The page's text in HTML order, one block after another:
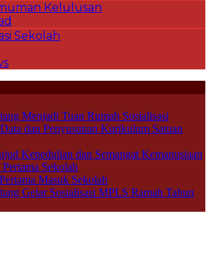
Kelulusan
Sekolah
Menjadi Tuan Rumah Sosialisasi
dan Penyusunan Kurikulum Satuan
Kepedulian dan Semangat Kemanusiaan
Sekolah
Masuk Sekolah
Gelar Sosialisasi MPLS Ramah Tahun